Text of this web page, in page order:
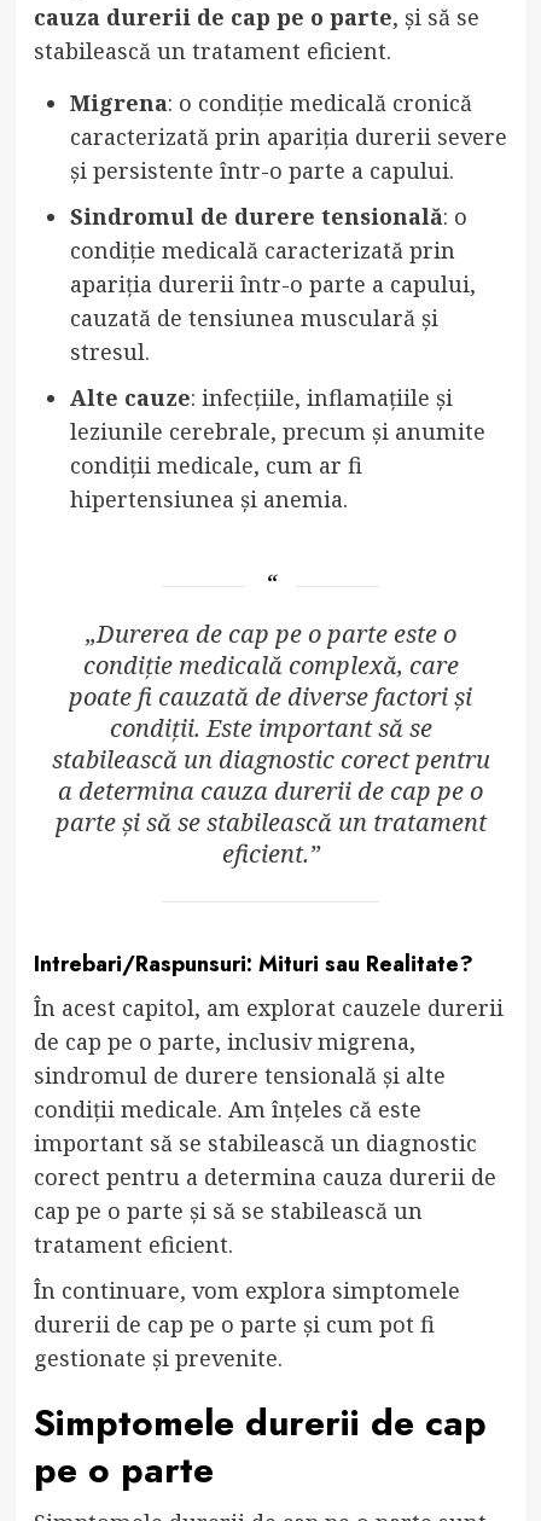
cauza durerii de cap pe o parte, și să se
stabilească un tratament eficient.
Migrena: o condiție medicală cronică
caracterizată prin apariția durerii severe
și persistente într-o parte a capului.
Sindromul de durere tensională: o
condiție medicală caracterizată prin
apariția durerii într-o parte a capului,
cauzată de tensiunea musculară și
stresul.
Alte cauze: infecțiile, inflamațiile și
leziunile cerebrale, precum și anumite
condiții medicale, cum ar fi
hipertensiunea și anemia.
„Durerea de cap pe o parte este o
condiție medicală complexă, care
poate fi cauzată de diverse factori și
condiții. Este important să se
stabilească un diagnostic corect pentru
a determina cauza durerii de cap pe o
parte și să se stabilească un tratament
eficient.”
Intrebari/Raspunsuri: Mituri sau Realitate?
În acest capitol, am explorat cauzele durerii
de cap pe o parte, inclusiv migrena,
sindromul de durere tensională și alte
condiții medicale. Am înțeles că este
important să se stabilească un diagnostic
corect pentru a determina cauza durerii de
cap pe o parte și să se stabilească un
tratament eficient.
În continuare, vom explora simptomele
durerii de cap pe o parte și cum pot fi
gestionate și prevenite.
Simptomele durerii de cap
pe o parte